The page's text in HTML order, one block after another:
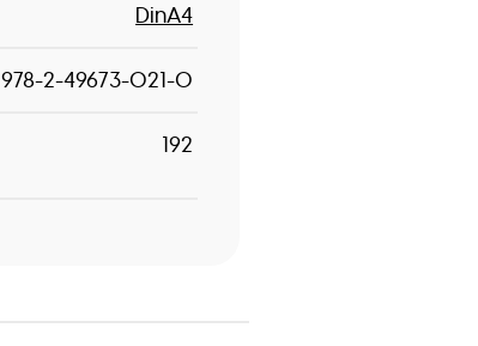
DinA4
978-2-49673-021-0
192